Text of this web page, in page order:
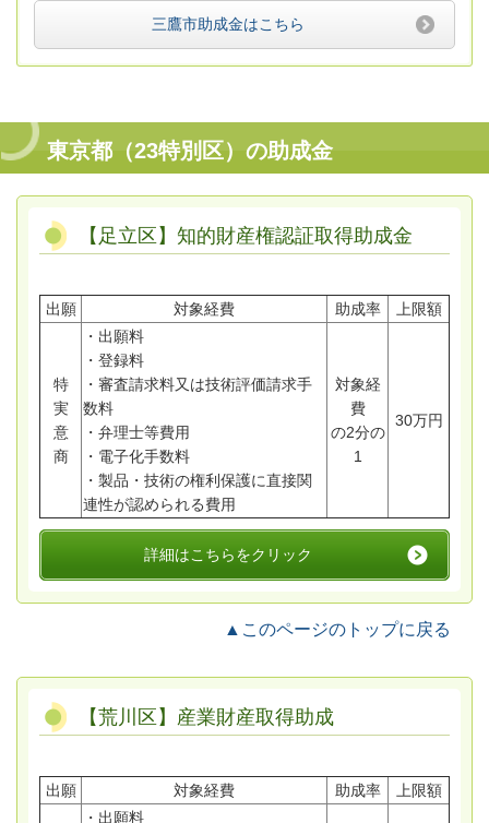
三鷹市助成金はこちら
東京都（23特別区）の助成金
【足立区】知的財産権認証取得助成金
出願 対象経費 助成率 上限額
特
実
意
商
・出願料
・登録料
・審査請求料又は技術評価請求手
数料
・弁理士等費用
・電子化手数料
・製品・技術の権利保護に直接関
連性が認められる費用
対象経
費
の2分の
1
30万円
詳細はこちらをクリック
▲このページのトップに戻る
【荒川区】産業財産取得助成
出願 対象経費 助成率
上限額
・出願料